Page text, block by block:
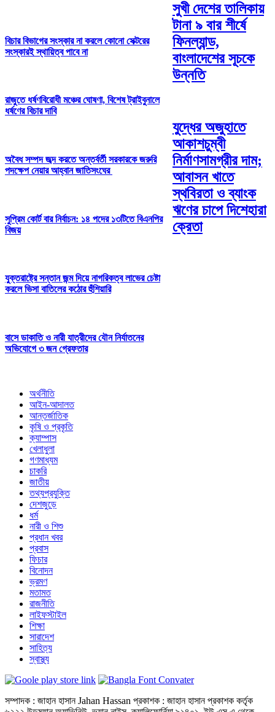
বিচার বিভাগের সংস্কার না করলে কোনো সেক্টরের
সংস্কারই স্থায়িত্ব পাবে না
রাজুতে ধর্ষণবিরোধী মঞ্চের ঘোষণা, বিশেষ ট্রাইবুনালে
ধর্ষণের বিচার দাবি
অবৈধ সম্পদ জব্দ করতে অন্তর্বর্তী সরকারকে জরুরি
পদক্ষেপ নেয়ার আহ্বান জাতিসংঘের
সুপ্রিম কোর্ট বার নির্বাচন: ১৪ পদের ১৩টিতে বিএনপির
বিজয়
যুক্তরাষ্ট্রে সন্তান জন্ম দিয়ে নাগরিকত্ব লাভের চেষ্টা
করলে ভিসা বাতিলের কঠোর হুঁশিয়ারি
বাসে ডাকাতি ও নারী যাত্রীদের যৌন নির্যাতনের
অভিযোগে ৩ জন গ্রেফতার
সুখী দেশের তালিকায়
টানা ৯ বার শীর্ষে
ফিনল্যান্ড,
বাংলাদেশের সূচকে
উন্নতি
যুদ্ধের অজুহাতে
আকাশচুম্বী
নির্মাণসামগ্রীর দাম;
আবাসন খাতে
স্থবিরতা ও ব্যাংক
ঋণের চাপে দিশেহারা
ক্রেতা
অর্থনীতি
আইন-আদালত
আন্তর্জাতিক
কৃষি ও প্রকৃতি
ক্যাম্পাস
খেলাধুলা
গণমাধ্যম
চাকরি
জাতীয়
তথ্যপ্রযুক্তি
দেশজুড়ে
ধর্ম
নারী ও শিশু
প্রধান খবর
প্রবাস
ফিচার
বিনোদন
ভ্রমণ
মতামত
রাজনীতি
লাইফস্টাইল
শিক্ষা
সারাদেশ
সাহিত্য
স্বাস্থ্য
সম্পাদক : জাহান হাসান Jahan Hassan প্রকাশক : জাহান হাসান প্রকাশক কর্তৃক